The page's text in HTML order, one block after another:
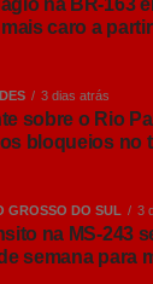
destaca que a
reforça a
urbana e
ou circula por
na BR-163
caro a
3 dias atrás
sobre o Rio
bloqueios no
GROSSO DO SUL 3
na MS-243
semana para